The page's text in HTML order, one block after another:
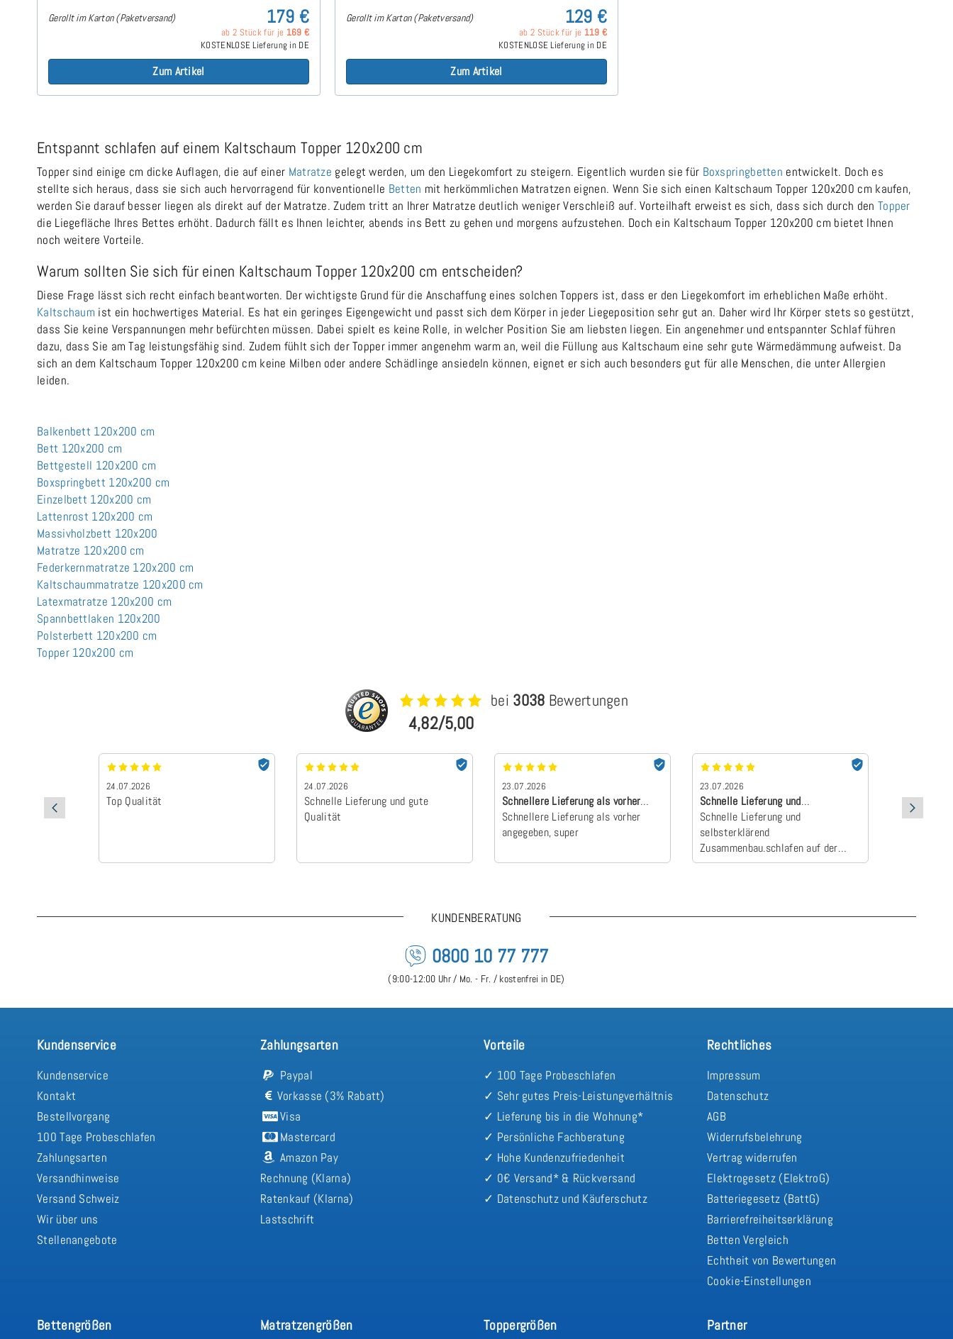
Gerollt im Karton (Paketversand) 179 €
ab 2 Stück für je 169 €
KOSTENLOSE Lieferung in DE
Zum Artikel
Gerollt im Karton (Paketversand) 129 €
ab 2 Stück für je 119 €
KOSTENLOSE Lieferung in DE
Zum Artikel
Entspannt schlafen auf einem Kaltschaum Topper 120x200 cm
Topper sind einige cm dicke Auflagen, die auf einer Matratze gelegt werden, um den Liegekomfort zu steigern. Eigentlich wurden sie für Boxspringbetten entwickelt. Doch es
stellte sich heraus, dass sie sich auch hervorragend für konventionelle Betten mit herkömmlichen Matratzen eignen. Wenn Sie sich einen Kaltschaum Topper 120x200 cm kaufen,
werden Sie darauf besser liegen als direkt auf der Matratze. Zudem tritt an Ihrer Matratze deutlich weniger Verschleiß auf. Vorteilhaft erweist es sich, dass sich durch den Topper
die Liegefläche Ihres Bettes erhöht. Dadurch fällt es Ihnen leichter, abends ins Bett zu gehen und morgens aufzustehen. Doch ein Kaltschaum Topper 120x200 cm bietet Ihnen
noch weitere Vorteile.
Warum sollten Sie sich für einen Kaltschaum Topper 120x200 cm entscheiden?
Diese Frage lässt sich recht einfach beantworten. Der wichtigste Grund für die Anschaffung eines solchen Toppers ist, dass er den Liegekomfort im erheblichen Maße erhöht.
Kaltschaum ist ein hochwertiges Material. Es hat ein geringes Eigengewicht und passt sich dem Körper in jeder Liegeposition sehr gut an. Daher wird Ihr Körper stets so gestützt,
dass Sie keine Verspannungen mehr befürchten müssen. Dabei spielt es keine Rolle, in welcher Position Sie am liebsten liegen. Ein angenehmer und entspannter Schlaf führen
dazu, dass Sie am Tag leistungsfähig sind. Zudem fühlt sich der Topper immer angenehm warm an, weil die Füllung aus Kaltschaum eine sehr gute Wärmedämmung aufweist. Da
sich an dem Kaltschaum Topper 120x200 cm keine Milben oder andere Schädlinge ansiedeln können, eignet er sich auch besonders gut für alle Menschen, die unter Allergien
leiden.
Balkenbett 120x200 cm
Bett 120x200 cm
Bettgestell 120x200 cm
Boxspringbett 120x200 cm
Einzelbett 120x200 cm
Lattenrost 120x200 cm
Massivholzbett 120x200
Matratze 120x200 cm
Federkernmatratze 120x200 cm
Kaltschaummatratze 120x200 cm
Latexmatratze 120x200 cm
Spannbettlaken 120x200
Polsterbett 120x200 cm
Topper 120x200 cm
4,82/5,00
bei 3038 Bewertungen
24.07.2026
Top Qualität
24.07.2026
Schnelle Lieferung und gute
Qualität
23.07.2026
Schnellere Lieferung als vorher
angegebe…
Schnellere Lieferung als vorher
angegeben, super
23.07.2026
Schnelle Lieferung und
selbsterklärend Z…
Schnelle Lieferung und
selbsterklärend
Zusammenbau.schlafen auf der
neuen Matratze einfach himmlisch
absolut
Der
KUNDENBERATUNG
0800 10 77 777
(9:00-12:00 Uhr / Mo. - Fr. / kostenfrei in DE)
Kundenservice
Kundenservice
Kontakt
Bestellvorgang
100 Tage Probeschlafen
Zahlungsarten
Versandhinweise
Versand Schweiz
Wir über uns
Stellenangebote
Zahlungsarten
Paypal
Vorkasse (3% Rabatt)
Visa
Mastercard
Amazon Pay
Rechnung (Klarna)
Ratenkauf (Klarna)
Lastschrift
Vorteile
✓ 100 Tage Probeschlafen
✓ Sehr gutes Preis-Leistungverhältnis
✓ Lieferung bis in die Wohnung*
✓ Persönliche Fachberatung
✓ Hohe Kundenzufriedenheit
✓ 0€ Versand* & Rückversand
✓ Datenschutz und Käuferschutz
Rechtliches
Impressum
Datenschutz
AGB
Widerrufsbelehrung
Vertrag widerrufen
Elektrogesetz (ElektroG)
Batteriegesetz (BattG)
Barrierefreiheitserklärung
Betten Vergleich
Echtheit von Bewertungen
Cookie-Einstellungen
Bettengrößen Matratzengrößen Toppergrößen Partner